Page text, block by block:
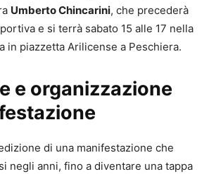
Umberto Chincarini, che precederà
e si terrà sabato 15 alle 17 nella
in piazzetta Arilicense a Peschiera.
e organizzazione
di una manifestazione che
negli anni, fino a diventare una tappa